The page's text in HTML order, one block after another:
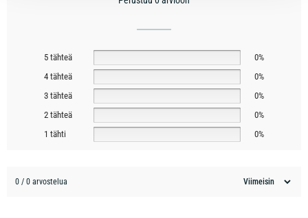
5 tähteä
0%
4 tähteä
0%
3 tähteä
0%
2 tähteä
0%
1 tähti
0%
0 / 0 arvostelua